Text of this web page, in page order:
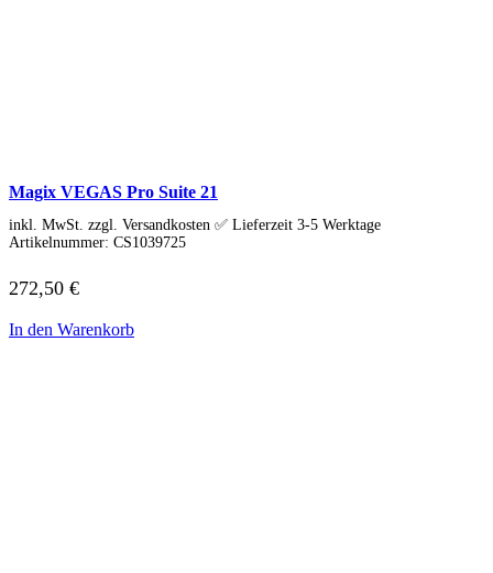
Magix VEGAS Pro Suite 21
inkl. MwSt. zzgl. Versandkosten ✅ Lieferzeit 3-5 Werktage
Artikelnummer: CS1039725
272,50 €
In den Warenkorb